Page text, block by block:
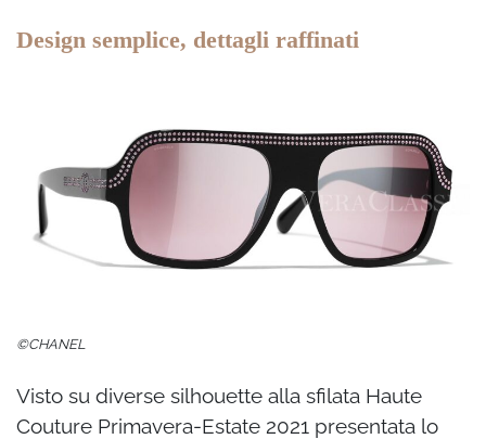
Design semplice, dettagli raffinati
©CHANEL
Visto su diverse silhouette alla sfilata Haute
Couture Primavera-Estate 2021 presentata lo